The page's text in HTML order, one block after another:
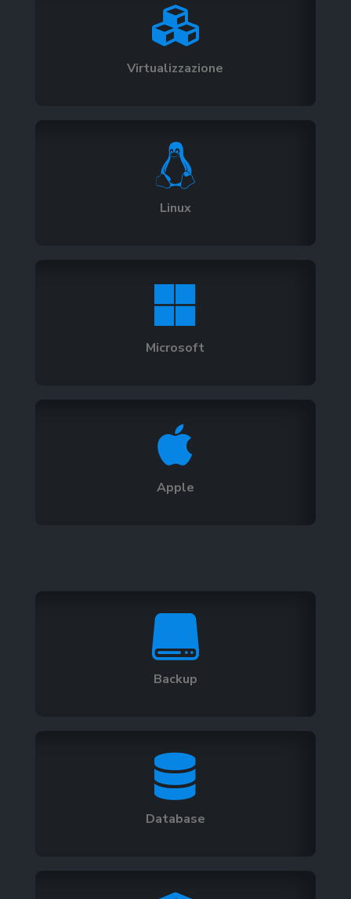

Virtualizzazione

Linux

Microsoft

Apple

Backup

Database